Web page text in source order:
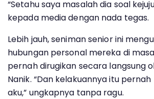
“Setahu saya masalah dia soal
kepada media dengan nada tegas.
Lebih jauh, seniman senior ini
hubungan personal mereka di
pernah dirugikan secara langsung
Nanik. “Dan kelakuannya itu
aku,” ungkapnya tanpa ragu.